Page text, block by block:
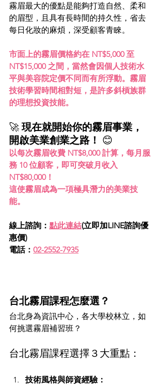
霧眉最大的優點是能夠打造自然、柔和
的眉型，且具有長時間的持久性，省去
每日化妝的麻煩，深受顧客青睞。
市面上的霧眉價格約在 NT$5,000 至
NT$15,000 之間，當然會因個人技術水
平與美容院定價不同而有所浮動。霧眉
技術學習時間相對短，是許多斜槓族群
的理想投資技能。
🚀 現在就開始你的霧眉事業，
開啟美業創業之路！ 😊
以每次霧眉收費 NT$8,000 計算，每月服
務 10 位顧客，即可突破月收入
NT$80,000！
這使霧眉成為一項極具潛力的美業技
能。
線上諮詢： 點此連結(立即加LINE諮詢優
惠價)
電話： 02-2552-7935
台北霧眉課程怎麼選？
台北身為資訊中心，各大學校林立，如
何挑選霧眉補習班？
台北霧眉課程選擇３大重點：
技術風格與師資經驗：